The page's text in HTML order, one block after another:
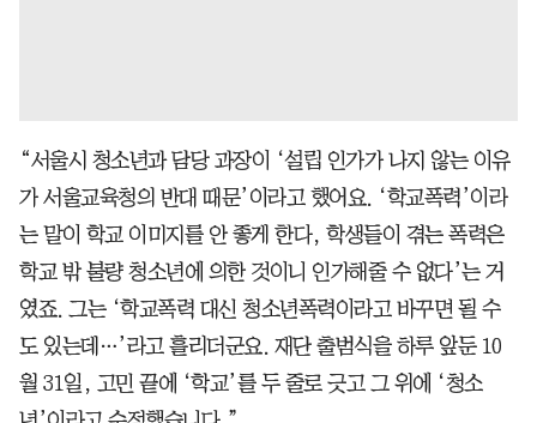
“서울시 청소년과 담당 과장이 ‘설립 인가가 나지 않는 이유
가 서울교육청의 반대 때문’이라고 했어요. ‘학교폭력’이라
는 말이 학교 이미지를 안 좋게 한다, 학생들이 겪는 폭력은
학교 밖 불량 청소년에 의한 것이니 인가해줄 수 없다’는 거
였죠. 그는 ‘학교폭력 대신 청소년폭력이라고 바꾸면 될 수
도 있는데…’라고 흘리더군요. 재단 출범식을 하루 앞둔 10
월 31일, 고민 끝에 ‘학교’를 두 줄로 긋고 그 위에 ‘청소